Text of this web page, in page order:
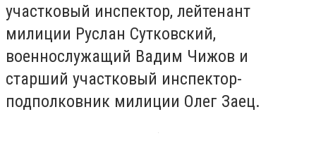
участковый инспектор, лейтенант
милиции Руслан Сутковский,
военнослужащий Вадим Чижов и
старший участковый инспектор-
подполковник милиции Олег Заец.